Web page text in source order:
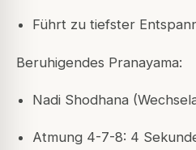
Führt zu tiefster
Beruhigendes Pranayama:
Nadi Shodhana
Atmung 4-7-8: 4